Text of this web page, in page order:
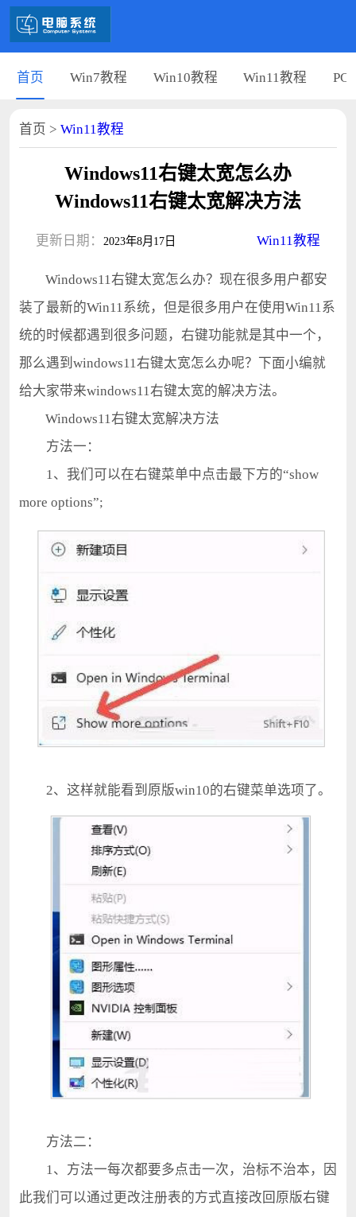
首页 Win7教程 Win10教程 Win11教程 PC
首页 > Win11教程
Windows11右键太宽怎么办
Windows11右键太宽解决方法
更新日期： 2023年8月17日 Win11教程
Windows11右键太宽怎么办？现在很多用户都安
装了最新的Win11系统，但是很多用户在使用Win11系
统的时候都遇到很多问题，右键功能就是其中一个，
那么遇到windows11右键太宽怎么办呢？下面小编就
给大家带来windows11右键太宽的解决方法。
Windows11右键太宽解决方法
方法一：
1、我们可以在右键菜单中点击最下方的“show
more options”;
2、这样就能看到原版win10的右键菜单选项了。
方法二：
1、方法一每次都要多点击一次，治标不治本，因
此我们可以通过更改注册表的方式直接改回原版右键